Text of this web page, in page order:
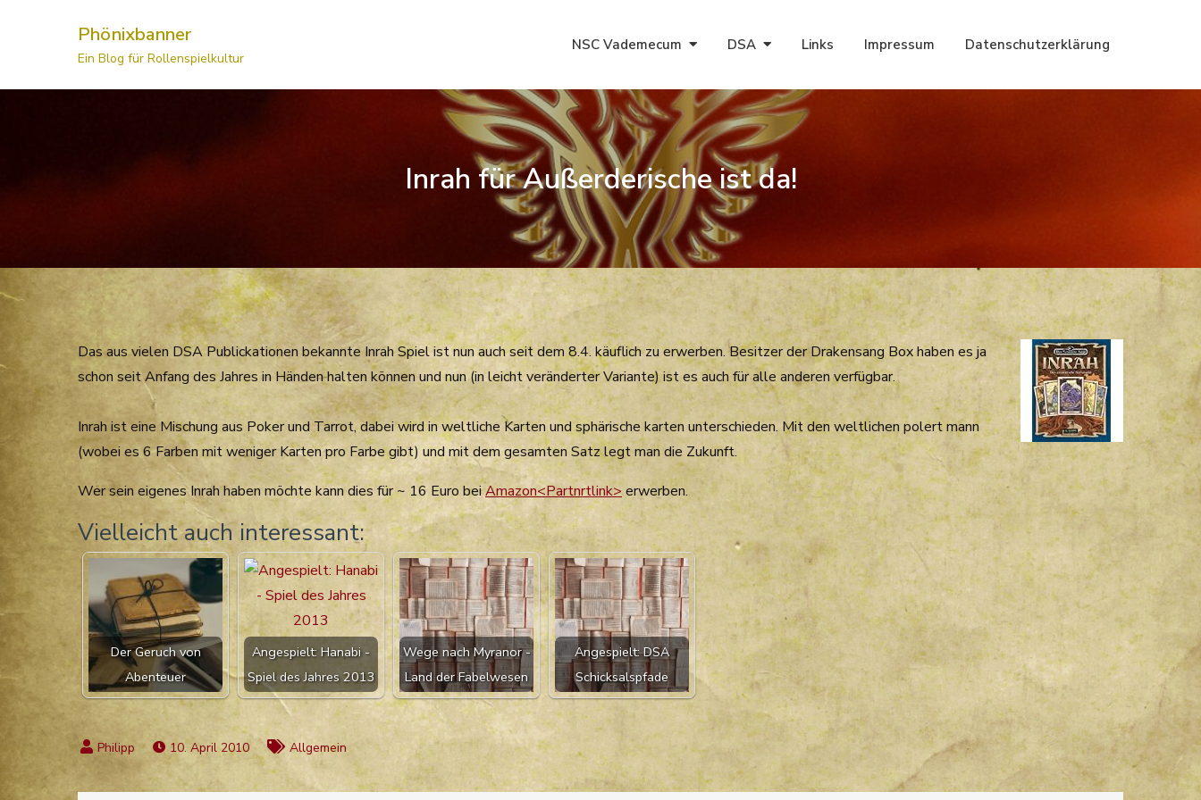
Phönixbanner
Ein Blog für Rollenspielkultur
NSC Vademecum DSA Links Impressum Datenschutzerklärung
Inrah für Außerderische ist da!
Das aus vielen DSA Publickationen bekannte Inrah Spiel ist nun auch seit dem 8.4. käuflich zu erwerben. Besitzer der Drakensang Box haben es ja
schon seit Anfang des Jahres in Händen halten können und nun (in leicht veränderter Variante) ist es auch für alle anderen verfügbar.
Inrah ist eine Mischung aus Poker und Tarrot, dabei wird in weltliche Karten und sphärische karten unterschieden. Mit den weltlichen polert mann
(wobei es 6 Farben mit weniger Karten pro Farbe gibt) und mit dem gesamten Satz legt man die Zukunft.
Wer sein eigenes Inrah haben möchte kann dies für ~ 16 Euro beiAmazon<Partnrtlink> erwerben.
Vielleicht auch interessant:
Der Geruch von
Abenteuer
Angespielt: Hanabi -
Spiel des Jahres 2013
Wege nach Myranor -
Land der Fabelwesen
Angespielt: DSA
Schicksalspfade
10. April 2010 Allgemein